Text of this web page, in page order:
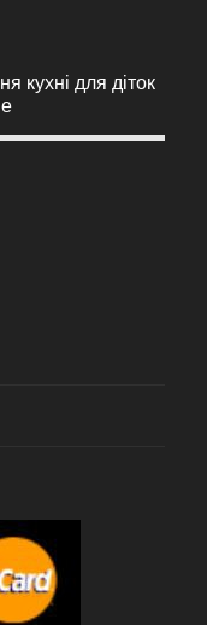
кухні для діток